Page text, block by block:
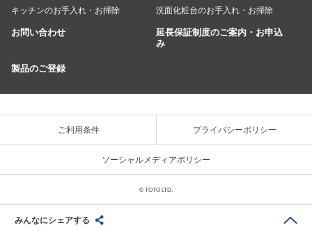
キッチンのお手入れ・お掃除
洗面化粧台のお手入れ・お掃除
お問い合わせ
延長保証制度のご案内・お申込
み
製品のご登録
ご利用条件 プライバシーポリシー
ソーシャルメディアポリシー
みんなにシェアする
© TOTO LTD.